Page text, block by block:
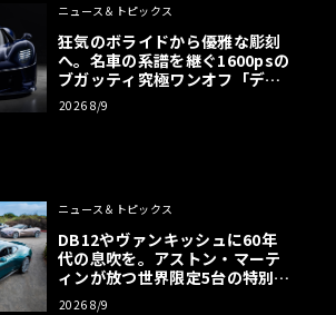
ニュース＆トピックス
狂気のボライドから優雅な彫刻
へ。名車の系譜を継ぐ1600psの
ブガッティ究極ワンオフ「デス
トリエ」
2026 8/9
ニュース＆トピックス
DB12やヴァンキッシュに60年
代の息吹を。アストン・マーテ
ィンが放つ世界限定5台の特別コ
レクション
2026 8/9